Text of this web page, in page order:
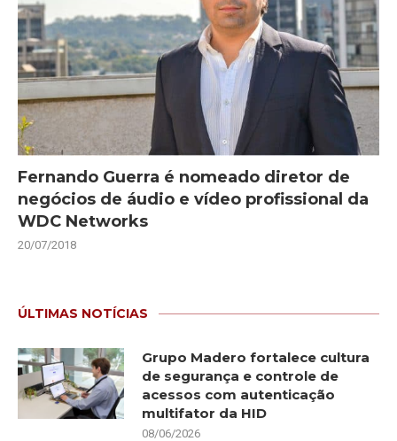
Fernando Guerra é nomeado diretor de
negócios de áudio e vídeo profissional da
WDC Networks
20/07/2018
ÚLTIMAS NOTÍCIAS
Grupo Madero fortalece cultura
de segurança e controle de
acessos com autenticação
multifator da HID
08/06/2026